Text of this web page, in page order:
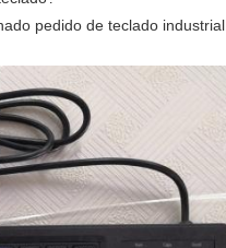
pedido de teclado industrial.